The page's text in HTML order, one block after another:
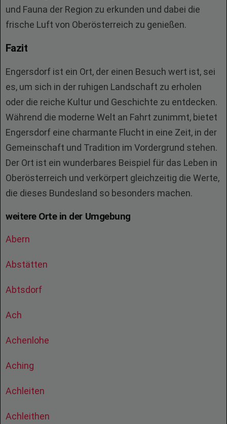
und Fauna der Region zu erkunden und dabei die
frische Luft von Oberösterreich zu genießen.
Fazit
Engersdorf ist ein Ort, der einen Besuch wert ist, sei
es, um sich in der ruhigen Landschaft zu erholen
oder die reiche Kultur und Geschichte zu entdecken.
Während die moderne Welt an Fahrt zunimmt, bietet
Engersdorf eine charmante Flucht in eine Zeit, in der
Gemeinschaft und Tradition im Vordergrund stehen.
Der Ort ist ein wunderbares Beispiel für das Leben in
Oberösterreich und verkörpert gleichzeitig die Werte,
die dieses Bundesland so besonders machen.
weitere Orte in der Umgebung
Abern
Abstätten
Abtsdorf
Ach
Achenlohe
Aching
Achleiten
Achleithen